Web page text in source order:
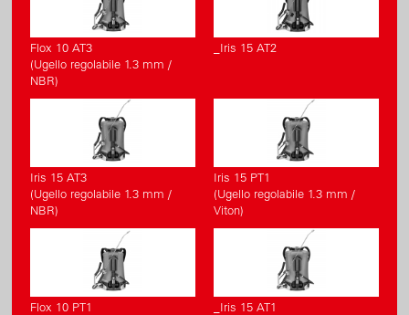
Flox 10 AT3
(Ugello regolabile 1.3 mm /
NBR)
_Iris 15 AT2
Iris 15 AT3
(Ugello regolabile 1.3 mm /
NBR)
Iris 15 PT1
(Ugello regolabile 1.3 mm /
Viton)
Flox 10 PT1
_Iris 15 AT1